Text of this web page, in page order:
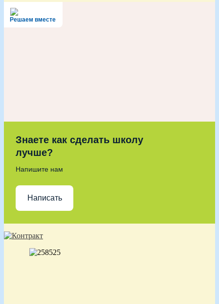
Решаем вместе
Знаете как сделать школу
лучше?
Напишите нам
Написать